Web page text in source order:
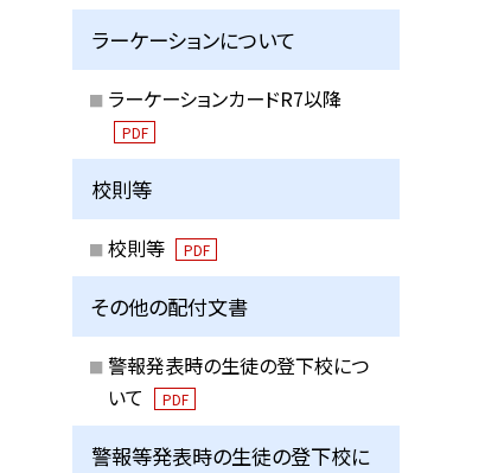
ラーケーションについて
ラーケーションカードR7以降
PDF
校則等
校則等 PDF
その他の配付文書
警報発表時の生徒の登下校につ
いて
PDF
警報等発表時の生徒の登下校に